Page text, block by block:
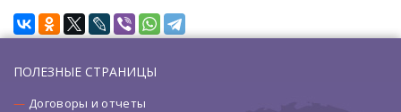
ПОЛЕЗНЫЕ СТРАНИЦЫ
Договоры и отчеты